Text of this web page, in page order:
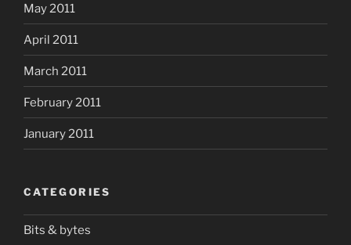
May 2011
April 2011
March 2011
February 2011
January 2011
CATEGORIES
Bits & bytes